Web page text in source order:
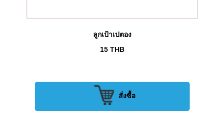
ลูกเป้าเปตอง
15 THB
สั่งซื้อ